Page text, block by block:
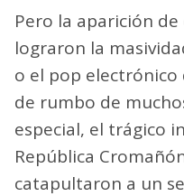
Pero la aparición
lograron la
o el pop electrónico
de rumbo de
especial, el trágico
República
catapultaron a un